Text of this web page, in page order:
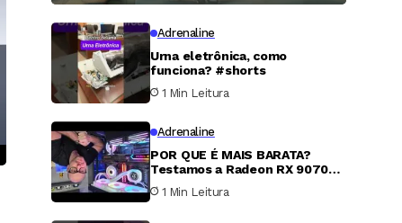
Adrenaline
Urna eletrônica, como
funciona? #shorts
1 Min Leitura
Adrenaline
POR QUE É MAIS BARATA?
Testamos a Radeon RX 9070
XT
1 Min Leitura